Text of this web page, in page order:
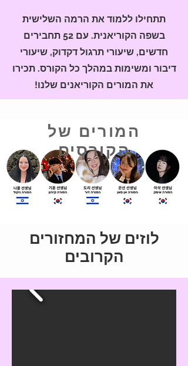
תתחילו ללמוד את הרמה השלישית
בשפה הקוריאנית. עם 52 תחבירים
חדשים, שיעורי תרגול דקדוק, שיעורי
דיבור ומשימות במהלך כל הקורס. תכירו
את המורים הקוריאנים שלנו!
המורים של
הקורסים
לוזים של המחזורים
הקרובים